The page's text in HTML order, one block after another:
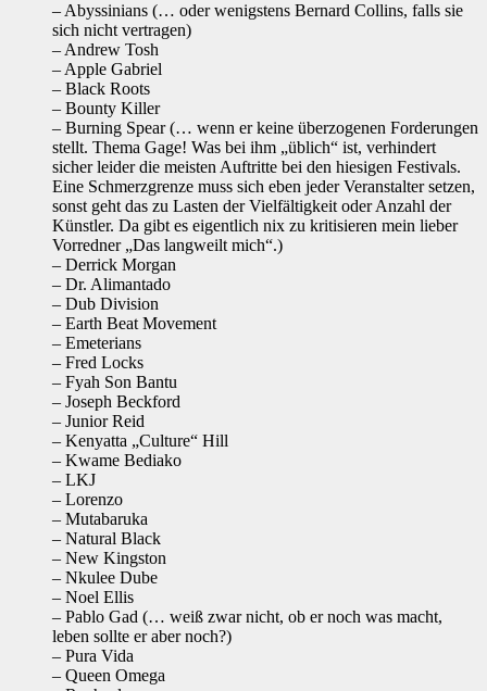
– Abyssinians (… oder wenigstens Bernard Collins, falls sie
sich nicht vertragen)
– Andrew Tosh
– Apple Gabriel
– Black Roots
– Bounty Killer
– Burning Spear (… wenn er keine überzogenen Forderungen
stellt. Thema Gage! Was bei ihm „üblich“ ist, verhindert
sicher leider die meisten Auftritte bei den hiesigen Festivals.
Eine Schmerzgrenze muss sich eben jeder Veranstalter setzen,
sonst geht das zu Lasten der Vielfältigkeit oder Anzahl der
Künstler. Da gibt es eigentlich nix zu kritisieren mein lieber
Vorredner „Das langweilt mich“.)
– Derrick Morgan
– Dr. Alimantado
– Dub Division
– Earth Beat Movement
– Emeterians
– Fred Locks
– Fyah Son Bantu
– Joseph Beckford
– Junior Reid
– Kenyatta „Culture“ Hill
– Kwame Bediako
– LKJ
– Lorenzo
– Mutabaruka
– Natural Black
– New Kingston
– Nkulee Dube
– Noel Ellis
– Pablo Gad (… weiß zwar nicht, ob er noch was macht,
leben sollte er aber noch?)
– Pura Vida
– Queen Omega